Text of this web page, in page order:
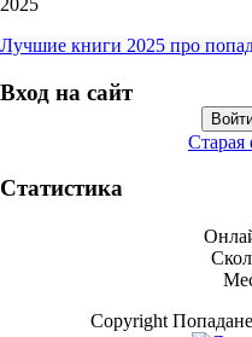
2025
Лучшие книги 2025 про
Вход на сайт
Старая
Статистика
Copyright